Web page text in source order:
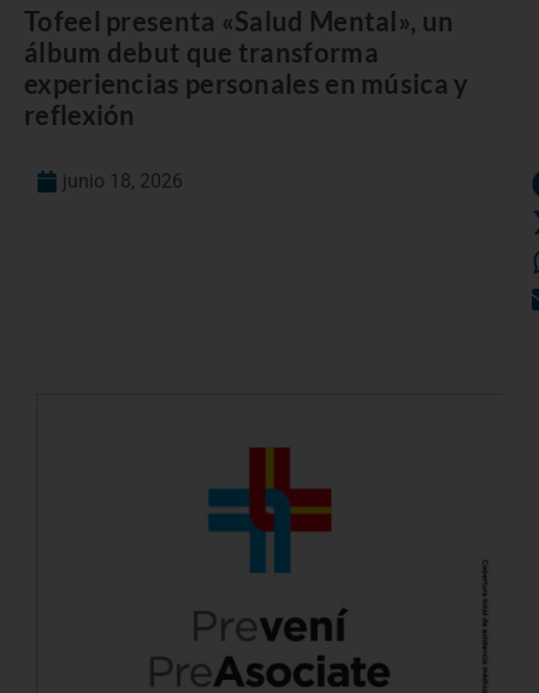
Tofeel presenta «Salud Mental», un
álbum debut que transforma
experiencias personales en música y
reflexión
junio 18, 2026